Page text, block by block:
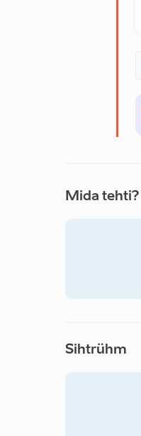
Mida tehti?
Sihtrühm